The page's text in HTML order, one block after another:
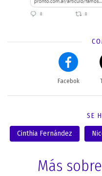
Facebok
SE
Cinthia Fernández
Más